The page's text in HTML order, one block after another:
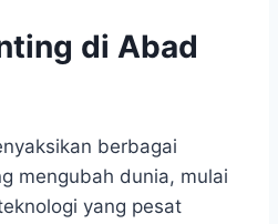
di Abad
berbagai
mengubah dunia, mulai
yang pesat